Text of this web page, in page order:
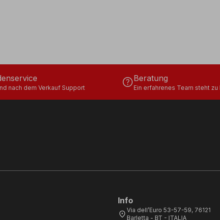
nach dem Verkauf Support helpBeratung
Ein erfahrenes Team steht zu
Info
location_on Via dell’Euro 53-57-59, 76121
Barletta - BT - ITALIA